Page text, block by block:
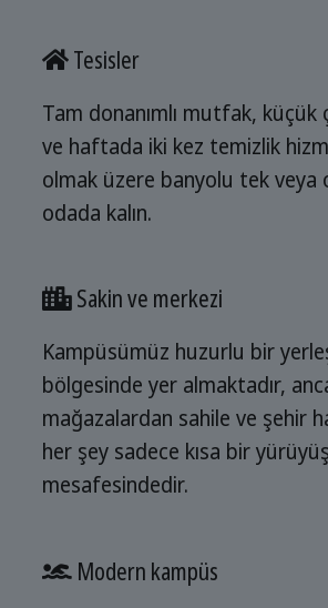
Tesisler
Tam donanımlı mutfak, küçük
ve haftada iki kez temizlik
olmak üzere banyolu tek veya
odada kalın.
Sakin ve merkezi
Kampüsümüz huzurlu bir
bölgesinde yer almaktadır,
mağazalardan sahile ve şehir
her şey sadece kısa bir yürüyüş
mesafesindedir.
Modern kampüs